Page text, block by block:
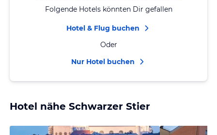
Folgende Hotels könnten Dir gefallen
Hotel & Flug buchen
Oder
Nur Hotel buchen
Hotel nähe Schwarzer Stier